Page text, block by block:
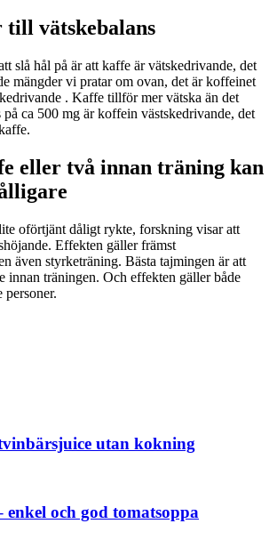
vätskebalans
slå hål på är att kaffe är vätskedrivande, det
mängder vi pratar om ovan, det är koffeinet
. Kaffe tillför mer vätska än det
ca 500 mg är koffein västskedrivande, det
eller två innan träning kan
oförtjänt dåligt rykte, forskning visar att
Effekten gäller främst
även styrketräning. Bästa tajmingen är att
innan träningen. Och effekten gäller både
personer.
utan kokning
och god tomatsoppa